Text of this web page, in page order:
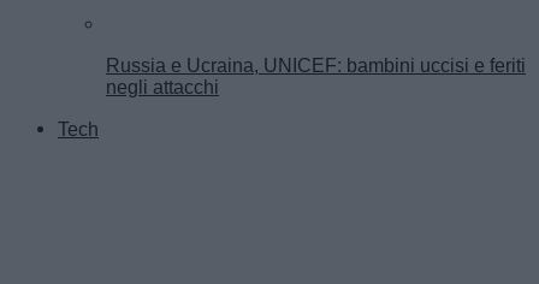
Russia e Ucraina, UNICEF: bambini uccisi e feriti
negli attacchi
Tech